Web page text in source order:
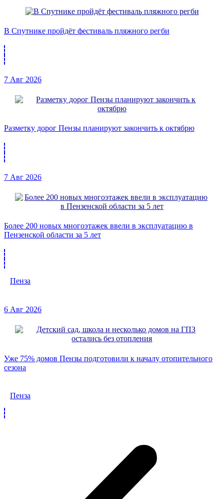
В Спутнике пройдёт фестиваль пляжного регби
7 Авг 2026
Разметку дорог Пензы планируют закончить к октябрю
7 Авг 2026
Более 200 новых многоэтажек ввели в эксплуатацию в
Пензенской области за 5 лет
Пенза
6 Авг 2026
Уже 75% домов Пензы подготовили к началу отопительного
сезона
Пенза